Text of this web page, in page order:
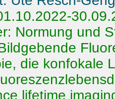
Normung und
die konfokale
lifetime